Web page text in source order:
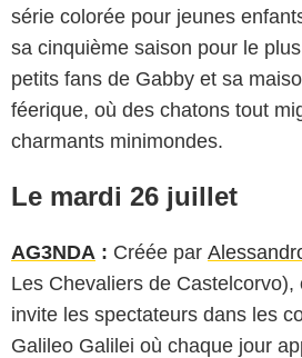
série colorée pour jeunes
sa cinquième saison pour le
petits fans de Gabby et sa
féerique, où des chatons tout
charmants minimondes.
Le mardi 26 juillet
AG3NDA : Créée par
Les Chevaliers de
invite les spectateurs dans les
Galileo Galilei où chaque jour